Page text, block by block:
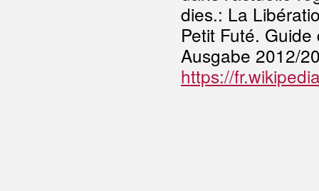
dies.: La
Petit Futé.
Ausgabe 2012/
https://